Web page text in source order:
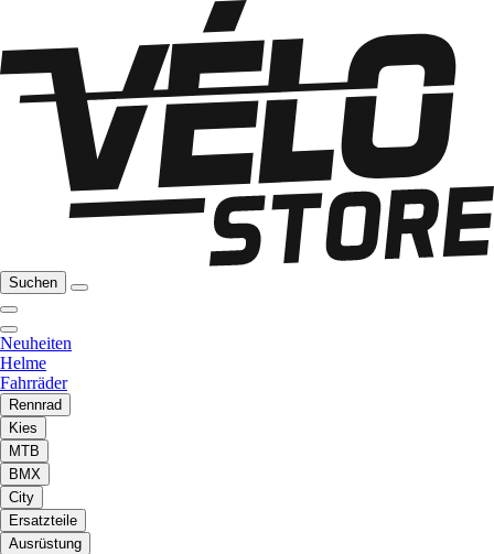
Suchen
Neuheiten
Helme
Fahrräder
Rennrad
Kies
MTB
BMX
City
Ersatzteile
Ausrüstung